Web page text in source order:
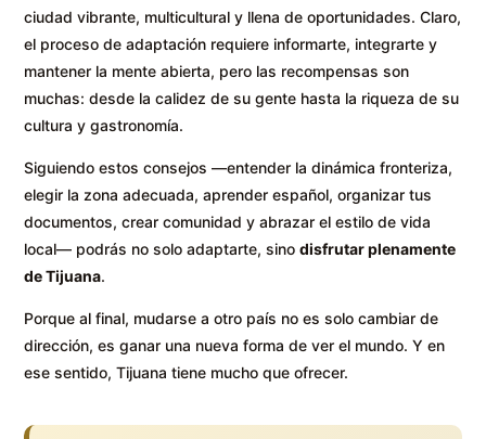
ciudad vibrante, multicultural y llena de oportunidades. Claro,
el proceso de adaptación requiere informarte, integrarte y
mantener la mente abierta, pero las recompensas son
muchas: desde la calidez de su gente hasta la riqueza de su
cultura y gastronomía.
Siguiendo estos consejos —entender la dinámica fronteriza,
elegir la zona adecuada, aprender español, organizar tus
documentos, crear comunidad y abrazar el estilo de vida
local— podrás no solo adaptarte, sinodisfrutar plenamente
de Tijuana.
Porque al final, mudarse a otro país no es solo cambiar de
dirección, es ganar una nueva forma de ver el mundo. Y en
ese sentido, Tijuana tiene mucho que ofrecer.